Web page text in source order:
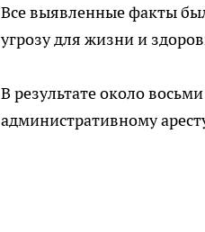
Все выявленные факты
угрозу для жизни и
В результате около
административному